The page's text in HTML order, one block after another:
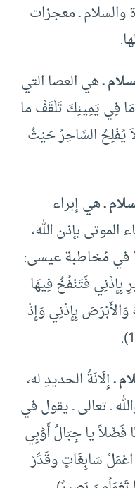
والسلام ـ معجزات
ـهي العصا التي
مَا فِي يَمِينِكَ تَلْقَفْ ما
يُفْلِحُ السَّاحِرُ حَيْثُ
ـهي إبراء
الموتى بإذن الله،
في مُخاطبة عيسى:
بِإِذْنِي فَتَنْفُخُ فِيهَا
بِإِذْنِي وَإِذْ
ـإِلَانَةُ الحديدِ له،
ـ تعالى ـ يقول في
فَضْلاً يا جِبَالُ أَوِّبِي
اعْمَلْ سَابِغَاتٍ وقَدِّرْ